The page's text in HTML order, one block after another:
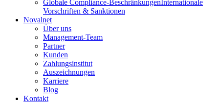
Globale Compliance-BeschränkungenInternationale
Vorschriften & Sanktionen
Novalnet
Über uns
Management-Team
Partner
Kunden
Zahlungsinstitut
Auszeichnungen
Karriere
Blog
Kontakt